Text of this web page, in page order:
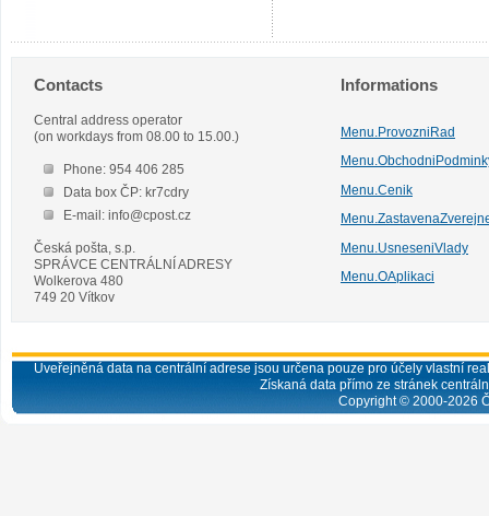
Contacts
Central address operator
(on workdays from 08.00 to 15.00.)
Phone: 954 406 285
Data box ČP: kr7cdry
E-mail: info@cpost.cz
Česká pošta, s.p.
SPRÁVCE CENTRÁLNÍ ADRESY
Wolkerova 480
749 20 Vítkov
Informations
Menu.ProvozniRad
Menu.Cenik
Menu.UsneseniVlady
Menu.OAplikaci
Uveřejněná data na centrální adrese jsou určena pouze pro účely vlastní
Získaná data přímo ze stránek
Copyright © 2000-2026